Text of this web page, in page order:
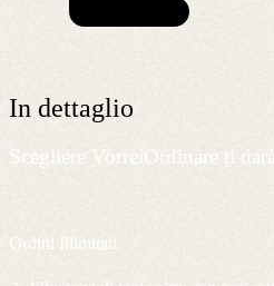
In dettaglio
Scegliere VorreiOrdinare ti
Ordini Illimitati